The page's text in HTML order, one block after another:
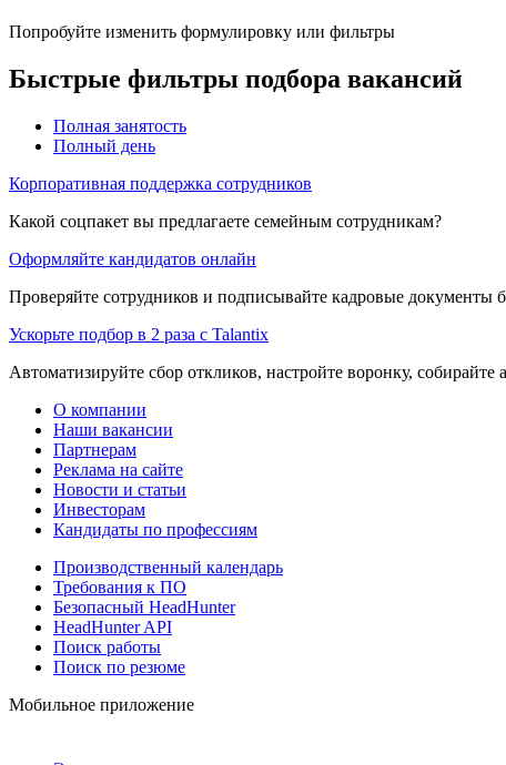
Попробуйте изменить формулировку или фильтры
Быстрые фильтры подбора вакансий
Полная занятость
Полный день
Корпоративная поддержка сотрудников
Какой соцпакет вы предлагаете семейным сотрудникам?
Оформляйте кандидатов онлайн
Проверяйте сотрудников и подписывайте кадровые документы
Ускорьте подбор в 2 раза с Talantix
Автоматизируйте сбор откликов, настройте воронку, собирайте
О компании
Наши вакансии
Партнерам
Реклама на сайте
Новости и статьи
Инвесторам
Кандидаты по профессиям
Производственный календарь
Требования к ПО
Безопасный HeadHunter
HeadHunter API
Поиск работы
Поиск по резюме
Мобильное приложение